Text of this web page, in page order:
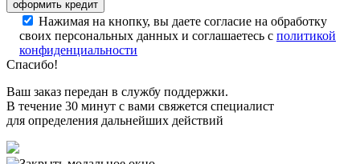
Нажимая на кнопку, вы даете согласие на обработку
своих персональных данных и соглашаетесь с политикой
конфиденциальности
Спасибо!
Ваш заказ передан в службу поддержки.
В течение 30 минут с вами свяжется специалист
для определения дальнейших действий